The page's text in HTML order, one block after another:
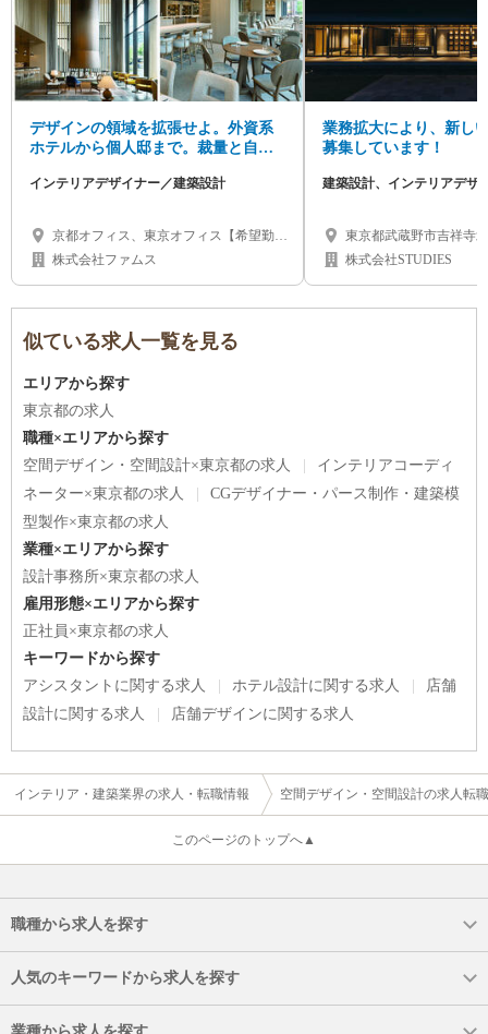
デザインの領域を拡張せよ。外資系
ホテルから個人邸まで。裁量と自由
イナー募集
インテリアデザイナー／建築設計
京都オフィス、東京オフィス【希望勤務
地の選択可】
株式会社ファムス
業務拡大により、新し
募集しています！
建築設計、インテリアデザ
東京都武蔵野市吉祥寺
株式会社STUDIES
似ている求人一覧を見る
エリアから探す
東京都の求人
職種×エリアから探す
空間デザイン・空間設計×東京都の求人
インテリアコーディ
ネーター×東京都の求人
CGデザイナー・パース制作・建築模
型製作×東京都の求人
業種×エリアから探す
設計事務所×東京都の求人
雇用形態×エリアから探す
正社員×東京都の求人
キーワードから探す
アシスタントに関する求人
ホテル設計に関する求人
店舗
設計に関する求人
店舗デザインに関する求人
インテリア・建築業界の求人・転職情報 空間デザイン・空間設計の求人転
このページのトップへ▲
職種から求人を探す
人気のキーワードから求人を探す